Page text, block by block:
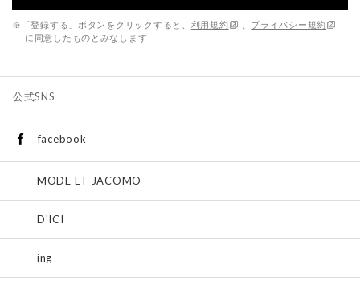
※「登録する」ボタンをクリックすると、 利用規約
プライバシー規約
に同意したものとみなします
公式SNS
facebook
MODE ET JACOMO
D'ICI
ing